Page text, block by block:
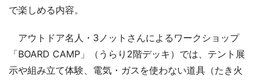
で楽しめる内容。
アウトドア名人・3ノットさんによるワークショップ
「BOARD CAMP」（うらり2階デッキ）では、テント展
示や組み立て体験、電気・ガスを使わない道具（たき火